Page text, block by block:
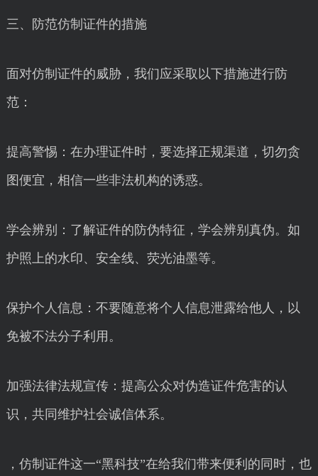
三、防范仿制证件的措施
面对仿制证件的威胁，我们应采取以下措施进行防
范：
提高警惕：在办理证件时，要选择正规渠道，切勿贪
图便宜，相信一些非法机构的诱惑。
学会辨别：了解证件的防伪特征，学会辨别真伪。如
护照上的水印、安全线、荧光油墨等。
保护个人信息：不要随意将个人信息泄露给他人，以
免被不法分子利用。
加强法律法规宣传：提高公众对伪造证件危害的认
识，共同维护社会诚信体系。
，仿制证件这一“黑科技”在给我们带来便利的同时，也